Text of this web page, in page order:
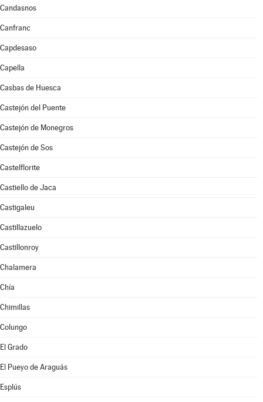
Candasnos
Canfranc
Capdesaso
Capella
Casbas de Huesca
Castejón del Puente
Castejón de Monegros
Castejón de Sos
Castelflorite
Castiello de Jaca
Castigaleu
Castillazuelo
Castillonroy
Chalamera
Chía
Chimillas
Colungo
El Grado
El Pueyo de Araguás
Esplús